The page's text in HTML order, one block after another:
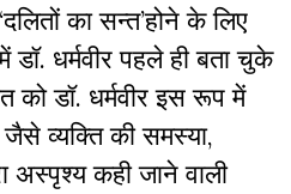
का सन्त’होने के लिए
धर्मवीर पहले ही बता चुके
को डॉ. धर्मवीर इस रूप में
व्यक्ति की समस्या,
अस्पृश्य कही जाने वाली